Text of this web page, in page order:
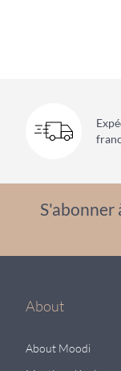
S'abonner
About
About Moodi